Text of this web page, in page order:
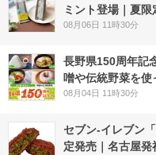
ミント登場｜夏
08月06日 11時30分
長野県150周年記
噌や伝統野菜を
08月04日 11時30分
セブン-イレブン
定発売｜名古屋